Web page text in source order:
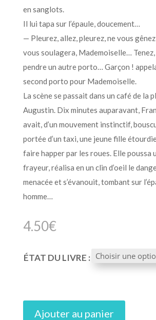
en sanglots.
Il lui tapa sur l’épaule, doucement…
— Pleurez, allez, pleurez, ne vous
vous soulagera, Mademoiselle…
pendre un autre porto… Garçon !
second porto pour Mademoiselle.
La scène se passait dans un café de la
Augustin. Dix minutes auparavant,
avait, d’un mouvement instinctif,
portée d’un taxi, une jeune fille
faire happer par les roues. Elle poussa
frayeur, réalisa en un clin d’oeil le
menacée et s’évanouit, tombant sur
homme…
4.50€
ÉTAT DU LIVRE :
Ajouter au panier